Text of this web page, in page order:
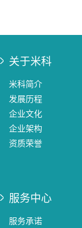
关于米科
米科简介
发展历程
企业文化
企业架构
资质荣誉
服务中心
服务承诺